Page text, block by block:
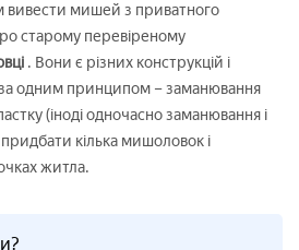
мишей з приватного
старому перевіреному
. Вони є різних конструкцій і
за одним принципом – заманювання
(іноді одночасно заманювання і
кілька мишоловок і
житла.